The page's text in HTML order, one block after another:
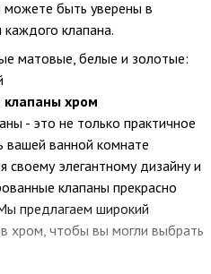
быть уверены в
каждого клапана.
матовые, белые и золотые:
хром
- это не только практичное
вашей ванной комнате
своему элегантному дизайну и
клапаны прекрасно
предлагаем широкий
хром, чтобы вы могли выбрать